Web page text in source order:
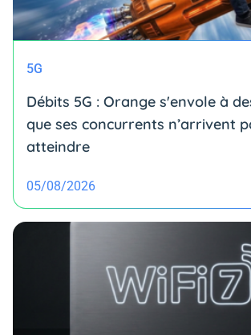
5G
Débits 5G : Orange s'envole à
que ses concurrents n’arrivent
atteindre
05/08/2026